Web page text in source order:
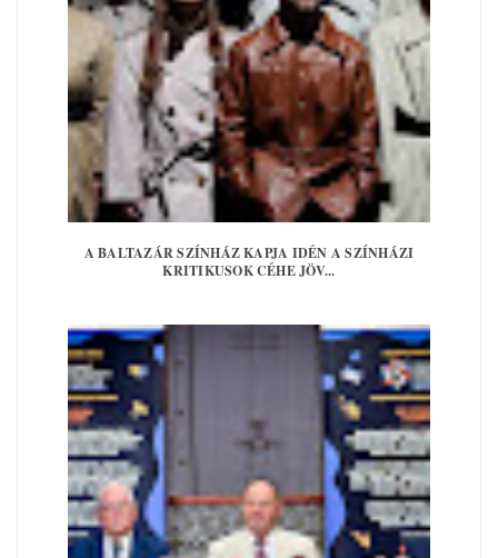
A BALTAZÁR SZÍNHÁZ KAPJA IDÉN A SZÍNHÁZI
KRITIKUSOK CÉHE JÖV...